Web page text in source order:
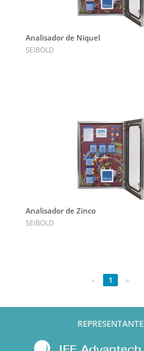
Analisador de Níquel
SEIBOLD
Analisador de Zinco
SEIBOLD
« 1 »
REPRESENTANTE